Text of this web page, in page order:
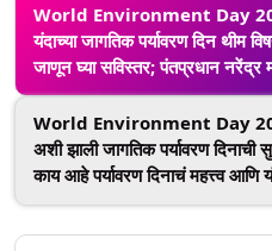
World Environment Day
यंदाच्या जागतिक पर्यावरण दिन थीम
जाणून घ्या सविस्तर; पंतप्रधान नरेंद्र
यांनी सुद्धा केले 'हे' खास आवाहन
World Environment Day
अशी झाली जागतिक पर्यावरण दिनाची
काय आहे पर्यावरण दिनाचं महत्त्व आणि